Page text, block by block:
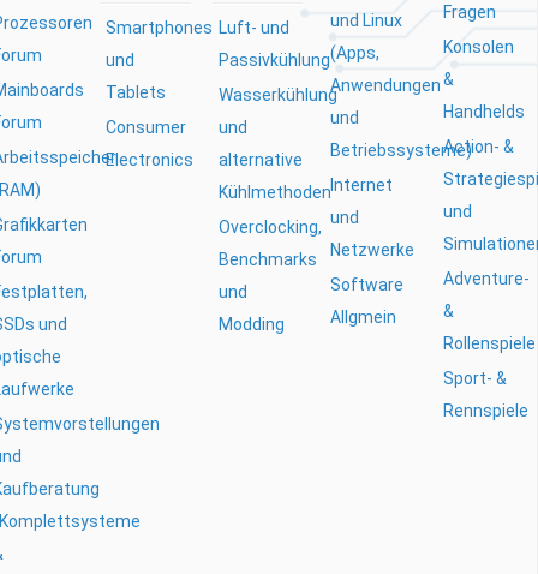
und
Smartphones
und
Tablets
Consumer
Electronics
Luft- und
Passivkühlung
Wasserkühlung
und
alternative
Kühlmethoden
Overclocking,
Benchmarks
und
Modding
und Linux
(Apps,
Anwendungen
und
Betriebssysteme)
Internet
und
Netzwerke
Software
Allgmein
Fragen
Konsolen
&
Handhelds
Action- &
und
Adventure-
&
Rollenspiele
Sport- &
Rennspiele